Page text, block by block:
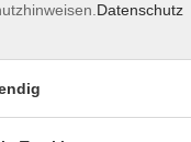
Datenschutz